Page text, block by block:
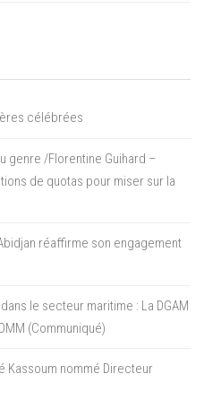
célébrées
genre /Florentine Guihard –
de quotas pour miser sur la
réaffirme son engagement
le secteur maritime : La DGAM
(Communiqué)
Kassoum nommé Directeur